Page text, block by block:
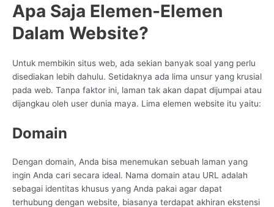
Apa Saja Elemen-Elemen
Dalam Website?
Untuk membikin situs web, ada sekian banyak soal yang perlu
disediakan lebih dahulu. Setidaknya ada lima unsur yang krusial
pada web. Tanpa faktor ini, laman tak akan dapat dijumpai atau
dijangkau oleh user dunia maya. Lima elemen website itu yaitu:
Domain
Dengan domain, Anda bisa menemukan sebuah laman yang
ingin Anda cari secara ideal. Nama domain atau URL adalah
sebagai identitas khusus yang Anda pakai agar dapat
terhubung dengan website, biasanya terdapat akhiran ekstensi